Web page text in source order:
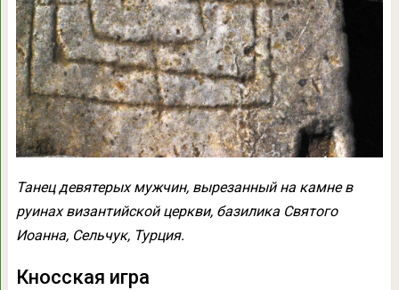
Танец девятерых мужчин, вырезанный на камне в
руинах византийской церкви, базилика Святого
Иоанна, Сельчук, Турция.
Кносская игра